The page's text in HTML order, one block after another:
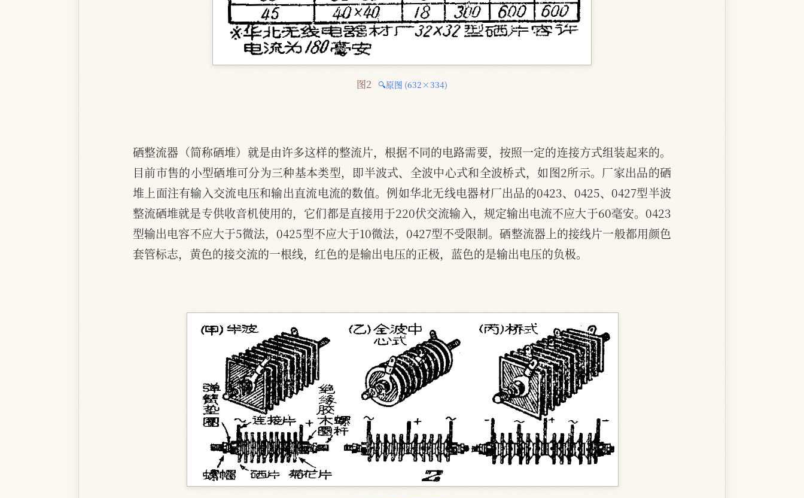
图2 🔍原图 (632×334)
硒整流器（简称硒堆）就是由许多这样的整流片，根据不同的电路需要，按照一定的连接方式组装起来的。
目前市售的小型硒堆可分为三种基本类型，即半波式、全波中心式和全波桥式，如图2所示。厂家出品的硒
堆上面注有输入交流电压和输出直流电流的数值。例如华北无线电器材厂出品的0423、0425、0427型半波
整流硒堆就是专供收音机使用的，它们都是直接用于220伏交流输入，规定输出电流不应大于60毫安。0423
型输出电容不应大于5微法，0425型不应大于10微法，0427型不受限制。硒整流器上的接线片一般都用颜色
套管标志，黄色的接交流的一根线，红色的是输出电压的正极，蓝色的是输出电压的负极。